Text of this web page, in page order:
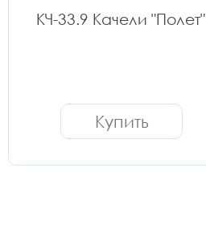
КЧ-33.9 Качели "Полет"
Купить